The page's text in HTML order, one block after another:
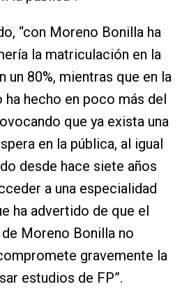
“con Moreno Bonilla ha
la matriculación en la
un 80%, mientras que en la
hecho en poco más del
que ya exista una
en la pública, al igual
desde hace siete años
a una especialidad
ha advertido de que el
Moreno Bonilla no
gravemente la
estudios de FP”.